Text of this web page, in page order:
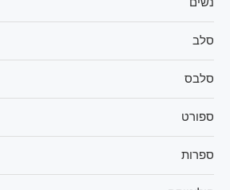
סלב
סלבס
ספורט
ספרות